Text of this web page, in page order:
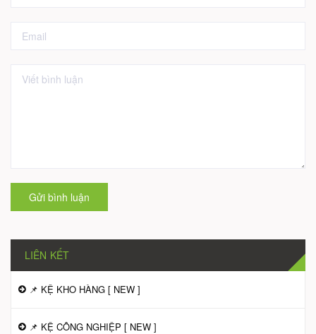
Gửi bình luận
LIÊN KẾT
📌 KỆ KHO HÀNG [ NEW ]
📌 KỆ CÔNG NGHIỆP [ NEW ]